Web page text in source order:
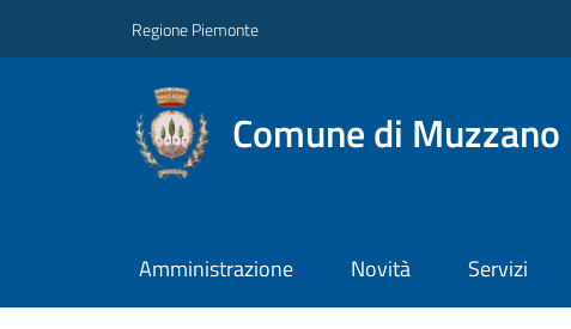
Regione Piemonte
Comune di Muzzano
Amministrazione Novità Servizi